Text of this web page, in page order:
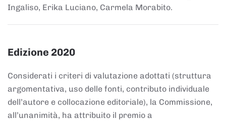
Ingaliso, Erika Luciano, Carmela Morabito.
Edizione 2020
Considerati i criteri di valutazione adottati (struttura
argomentativa, uso delle fonti, contributo individuale
dell’autore e collocazione editoriale), la Commissione,
all’unanimità, ha attribuito il premio a